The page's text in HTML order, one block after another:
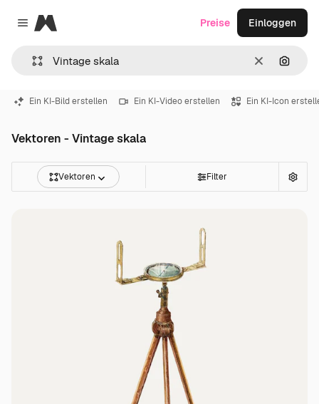
Close menu
Magnific
LöschenNach
Preise Einloggen
Ein KI-Bild erstellen Ein KI-Video erstellen Ein KI-Icon
Vektoren - Vintage skala
Vektoren Filter